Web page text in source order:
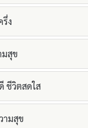
ง
มสุข
ชีวิตสดใส
ามสุข